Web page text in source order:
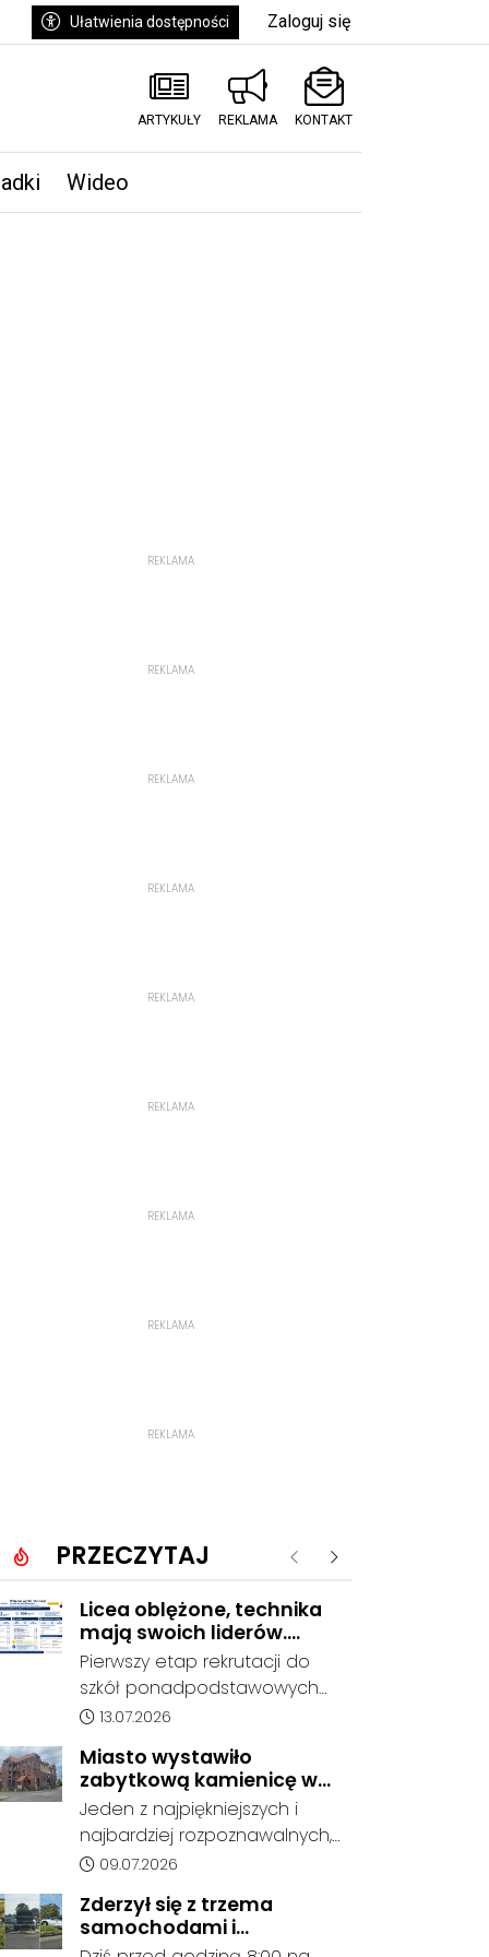
Ułatwienia dostępności Zaloguj się
ARTYKUŁY REKLAMA KONTAKT
Wideo
REKLAMA
REKLAMA
REKLAMA
REKLAMA
REKLAMA
REKLAMA
REKLAMA
REKLAMA
REKLAMA
PRZECZYTAJ Poprzednie
Następne
Licea oblężone, technika
mają swoich liderów.
Znamy wstępne wyniki
rekrutacji do szkół w
powiecie
Pierwszy etap rekrutacji do
szkół ponadpodstawowych
prowadzonych przez Powiat
pokazuje coraz wyraźniejsze
preferencje tegorocznych
absolwentów szkół
podstawowych. Dane dotyczą
kandydatów, którzy wskazali
dany oddział jako pierwszy
wybór, dlatego nie stanowią
jeszcze ostatecznego wyniku
Data dodania artykułu:
13.07.2026
Miasto wystawiło
zabytkową kamienicę w
Porcie na sprzedaż. W
dawnym hotelu mają
powstać mieszkania
Jeden z najpiękniejszych i
najbardziej rozpoznawalnych,
ale też najbardziej
Portu został wystawiony na
sprzedaż. Gmina Kędzierzyn-
Data dodania artykułu:
09.07.2026
Zderzył się z trzema
samochodami i
kontynuował jazdę. Seria